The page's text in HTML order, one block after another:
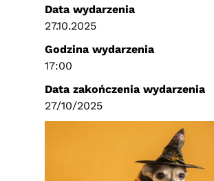
Data wydarzenia
27.10.2025
Godzina wydarzenia
17:00
Data zakończenia wydarzenia
27/10/2025